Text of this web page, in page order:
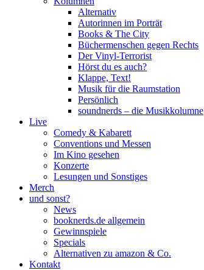
Alternativ
Autorinnen im Porträt
Books & The City
Büchermenschen gegen Rechts
Der Vinyl-Terrorist
Hörst du es auch?
Klappe, Text!
Musik für die Raumstation
Persönlich
soundnerds – die Musikkolumne
Live
Comedy & Kabarett
Conventions und Messen
Im Kino gesehen
Konzerte
Lesungen und Sonstiges
Merch
und sonst?
News
booknerds.de allgemein
Gewinnspiele
Specials
Alternativen zu amazon & Co.
Kontakt